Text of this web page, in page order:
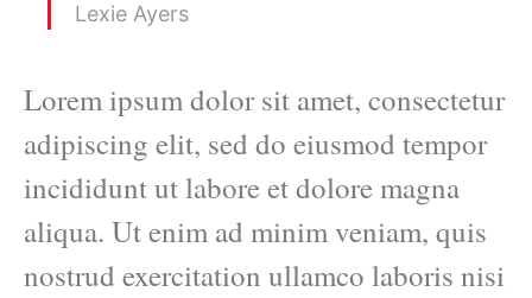
Lexie Ayers
Lorem ipsum dolor sit amet, consectetur
adipiscing elit, sed do eiusmod tempor
incididunt ut labore et dolore magna
aliqua. Ut enim ad minim veniam, quis
nostrud exercitation ullamco laboris nisi